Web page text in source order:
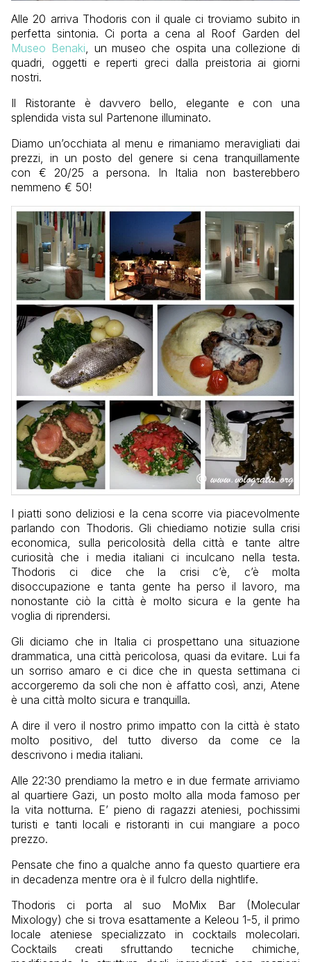
Alle 20 arriva Thodoris con il quale ci troviamo subito in
perfetta sintonia. Ci porta a cena al Roof Garden del
Museo Benaki , un museo che ospita una collezione di
quadri, oggetti e reperti greci dalla preistoria ai giorni
nostri.
Il Ristorante è davvero bello, elegante e con una
splendida vista sul Partenone illuminato.
Diamo un’occhiata al menu e rimaniamo meravigliati dai
prezzi, in un posto del genere si cena tranquillamente
con € 20/25 a persona. In Italia non basterebbero
nemmeno € 50!
I piatti sono deliziosi e la cena scorre via piacevolmente
parlando con Thodoris. Gli chiediamo notizie sulla crisi
economica, sulla pericolosità della città e tante altre
curiosità che i media italiani ci inculcano nella testa.
Thodoris ci dice che la crisi c’è, c’è molta
disoccupazione e tanta gente ha perso il lavoro, ma
nonostante ciò la città è molto sicura e la gente ha
voglia di riprendersi.
Gli diciamo che in Italia ci prospettano una situazione
drammatica, una città pericolosa, quasi da evitare. Lui fa
un sorriso amaro e ci dice che in questa settimana ci
accorgeremo da soli che non è affatto così, anzi, Atene
è una città molto sicura e tranquilla.
A dire il vero il nostro primo impatto con la città è stato
molto positivo, del tutto diverso da come ce la
descrivono i media italiani.
Alle 22:30 prendiamo la metro e in due fermate arriviamo
al quartiere Gazi, un posto molto alla moda famoso per
la vita notturna. E’ pieno di ragazzi ateniesi, pochissimi
turisti e tanti locali e ristoranti in cui mangiare a poco
prezzo.
Pensate che fino a qualche anno fa questo quartiere era
in decadenza mentre ora è il fulcro della nightlife.
Thodoris ci porta al suo MoMix Bar (Molecular
Mixology) che si trova esattamente a Keleou 1-5, il primo
locale ateniese specializzato in cocktails molecolari.
Cocktails creati sfruttando tecniche chimiche,